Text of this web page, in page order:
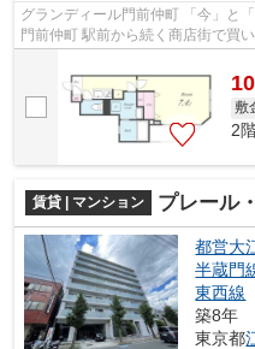
グランディール門前仲町 「今」と「昔」が融合する、歴史情緒漂う街並みの
門前仲町 駅前から続く商店街で買い物、お食事にも困りません。 都心部への
アクセスも良いにも関わらず 落...
敷
2
賃貸 | マンション プレール
都営大
半蔵門
東西線
築8年
東京都